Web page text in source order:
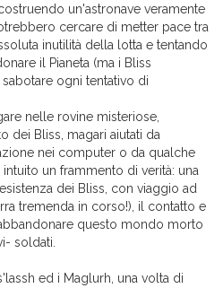
un'astronave veramente
cercare di metter pace tra
inutilità della lotta e tentando
il Pianeta (ma i Bliss
ogni tentativo di
nelle rovine misteriose,
dei Bliss, magari aiutati da
nei computer o da qualche
un frammento di verità: una
dei Bliss, con viaggio ad
tremenda in corso!), il contatto e
questo mondo morto
soldati.
ed i Maglurh, una volta di